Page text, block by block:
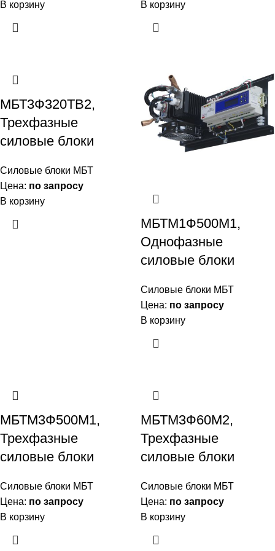
В корзину В корзину
МБТ3Ф320ТВ2,
Трехфазные
силовые блоки
Силовые блоки МБТ
Цена: по запросу
В корзину
МБТМ1Ф500М1,
Однофазные
силовые блоки
Силовые блоки МБТ
Цена: по запросу
В корзину
МБТМ3Ф500М1,
Трехфазные
силовые блоки
Силовые блоки МБТ
Цена: по запросу
В корзину
МБТМ3Ф60М2,
Трехфазные
силовые блоки
Силовые блоки МБТ
Цена: по запросу
В корзину